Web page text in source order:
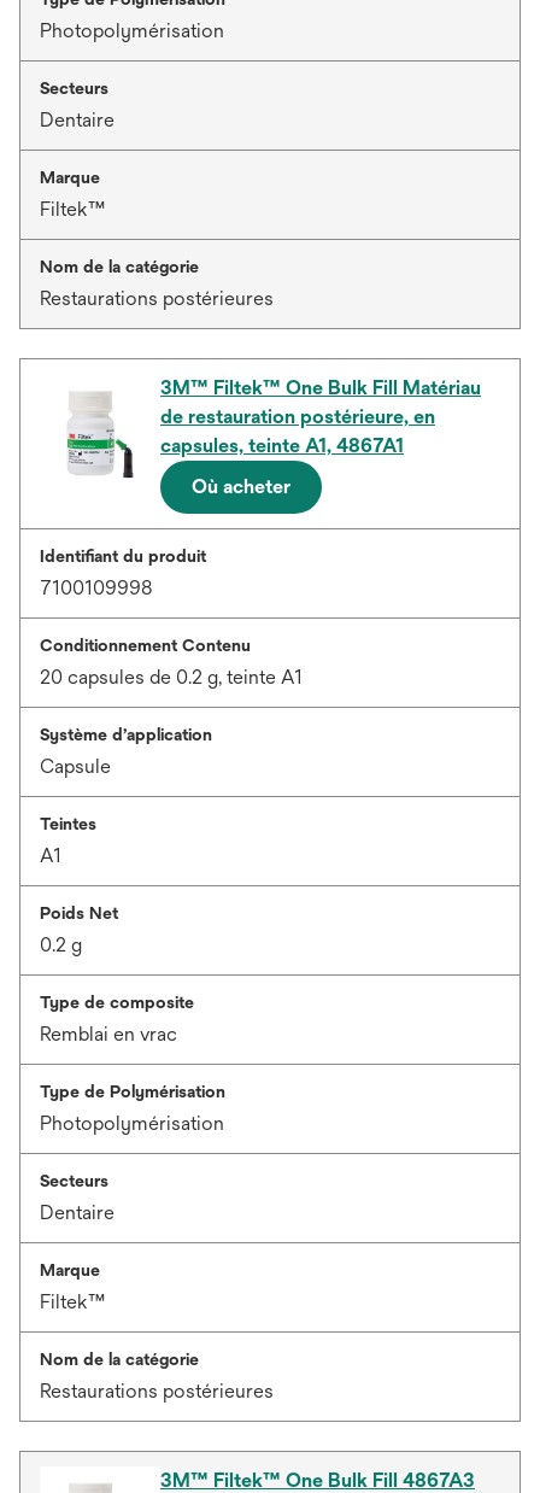
Photopolymérisation
Secteurs
Dentaire
Marque
Filtek™
Nom de la catégorie
Restaurations postérieures
3M™ Filtek™ One Bulk Fill Matériau
de restauration postérieure, en
capsules, teinte A1, 4867A1
Où acheter
Identifiant du produit
7100109998
Conditionnement Contenu
20 capsules de 0.2 g, teinte A1
Système d’application
Capsule
Teintes
A1
Poids Net
0.2 g
Type de composite
Remblai en vrac
Type de Polymérisation
Photopolymérisation
Secteurs
Dentaire
Marque
Filtek™
Nom de la catégorie
Restaurations postérieures
3M™ Filtek™ One Bulk Fill 4867A3